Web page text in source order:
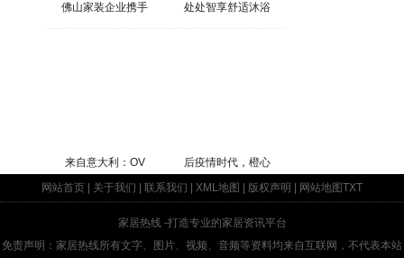
佛山家装企业携手 处处智享舒适沐浴
来自意大利：OV
后疫情时代，橙心
网站首页
关于我们 联系我们 XML地图 版权声明 网站地图TXT
家居热线-打造专业的家居资讯平台
免责声明：家居热线所有文字、图片、视频、音频等资料均来自互联网，不代表本站